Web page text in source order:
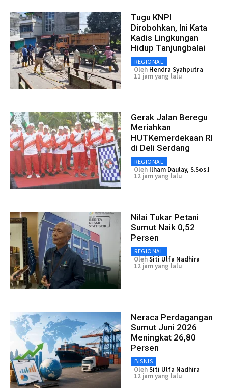
Tugu KNPI
Dirobohkan, Ini Kata
Kadis Lingkungan
Hidup Tanjungbalai
REGIONAL
Oleh Hendra Syahputra
11 jam yang lalu
Gerak Jalan Beregu
Meriahkan
HUTKemerdekaan RI
di Deli Serdang
REGIONAL
Oleh Ilham Daulay, S.Sos.I
12 jam yang lalu
Nilai Tukar Petani
Sumut Naik 0,52
Persen
REGIONAL
OlehSiti Ulfa Nadhira
12 jam yang lalu
Neraca Perdagangan
Sumut Juni 2026
Meningkat 26,80
Persen
BISNIS
OlehSiti Ulfa Nadhira
12 jam yang lalu